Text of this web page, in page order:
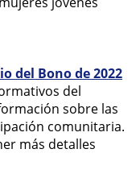
del Bono de 2022
del
sobre las
comunitaria.
más detalles